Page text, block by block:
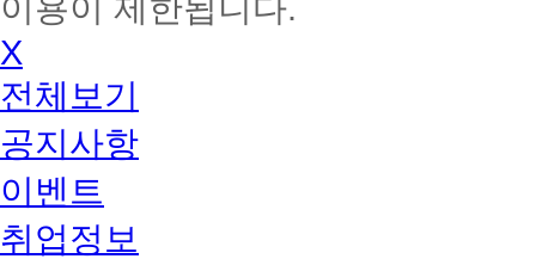
이용이 제한됩니다.
X
전체보기
공지사항
이벤트
취업정보